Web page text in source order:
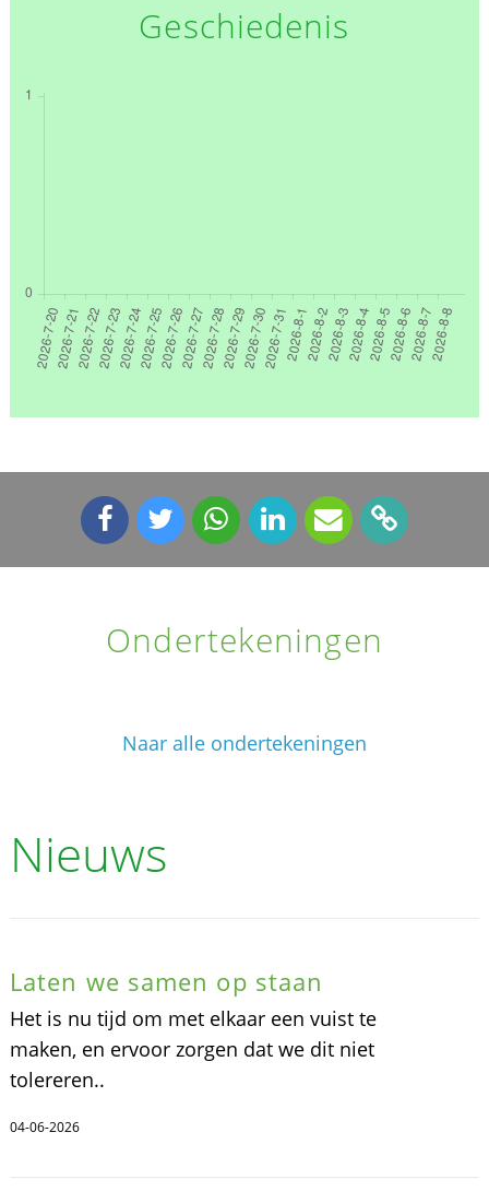
Geschiedenis
Ondertekeningen
Naar alle ondertekeningen
Nieuws
Laten we samen op staan
Het is nu tijd om met elkaar een vuist te
maken, en ervoor zorgen dat we dit niet
tolereren..
04-06-2026